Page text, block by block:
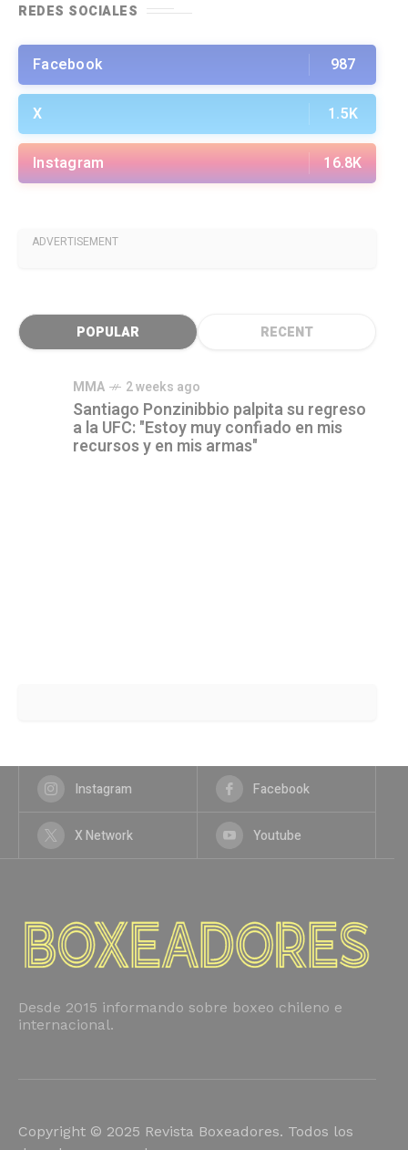
REDES SOCIALES
Facebook 987
X 1.5K
Instagram 16.8K
ADVERTISEMENT
POPULAR RECENT
MMA 2 weeks ago
Santiago Ponzinibbio palpita su regreso
a la UFC: "Estoy muy confiado en mis
recursos y en mis armas"
Instagram Facebook
X Network Youtube
Desde 2015 informando sobre boxeo chileno e
internacional.
Copyright © 2025 Revista Boxeadores. Todos los